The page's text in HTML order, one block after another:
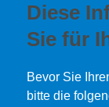
Diese
Sie für
Bevor Sie
bitte die